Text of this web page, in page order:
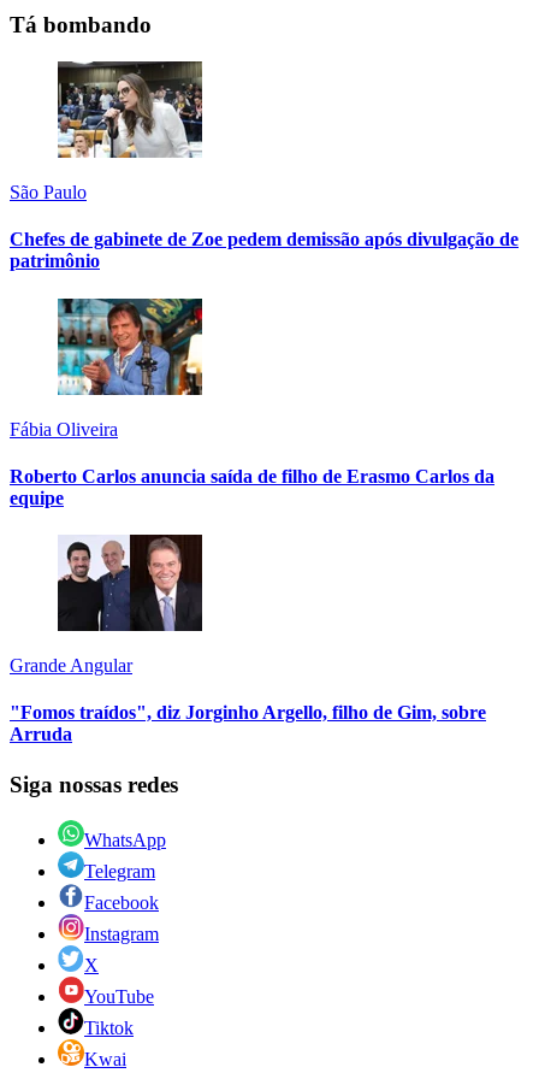
Tá bombando
São Paulo
Chefes de gabinete de Zoe pedem demissão após divulgação de
patrimônio
Fábia Oliveira
Roberto Carlos anuncia saída de filho de Erasmo Carlos da
equipe
Grande Angular
"Fomos traídos", diz Jorginho Argello, filho de Gim, sobre
Arruda
Siga nossas redes
WhatsApp
Telegram
Facebook
Instagram
X
YouTube
Tiktok
Kwai